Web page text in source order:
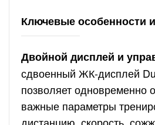
Ключевые особенности
Двойной дисплей и
сдвоенный ЖК-дисплей
позволяет одновременно
важные параметры
дистанцию, скорость,